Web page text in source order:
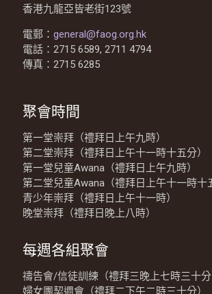
香港九龍亞皆老街123號
電郵： general@faog.org.hk
電話：2715 6589, 2711 4794
傳真：2715 6285
聚會時間
第一堂崇拜（禮拜日上午九時）
第二堂崇拜（禮拜日上午十一時十五分）
第一堂兒童Awana（禮拜日上午九時）
第二堂兒童Awana（禮拜日上午十一時十
青少年崇拜（禮拜日上午十一時）
晚堂崇拜（禮拜日晚上八時）
每週各組聚會
禱告會/信徒訓練（禮拜三晚上七時三十分
婦女團契週會（禮拜二下午二時三十分）